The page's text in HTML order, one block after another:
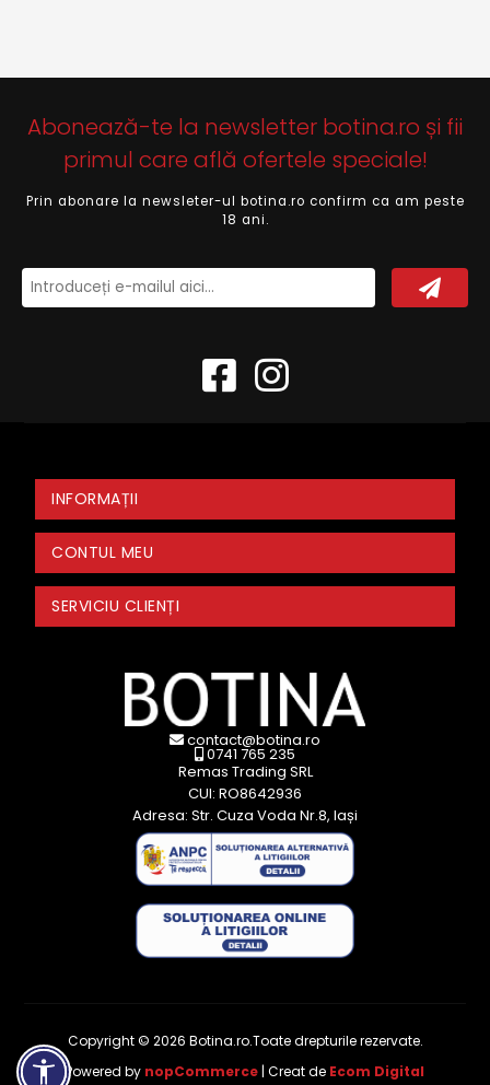
Abonează-te la newsletter botina.ro și fii
primul care află ofertele speciale!
Prin abonare la newsleter-ul botina.ro confirm ca am peste
18 ani.
INFORMAȚII
CONTUL MEU
SERVICIU CLIENȚI
contact@botina.ro
0741 765 235
Remas Trading SRL
CUI: RO8642936
Adresa: Str. Cuza Voda Nr.8, Iași
Copyright © 2026 Botina.ro.Toate drepturile rezervate.
Powered by nopCommerce | Creat de Ecom Digital